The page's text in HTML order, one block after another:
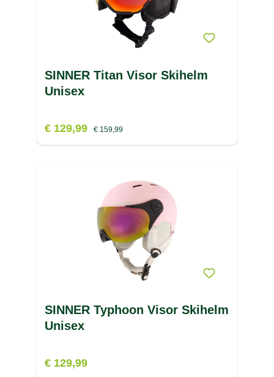
SINNER Titan Visor Skihelm
Unisex
€ 129,99 € 159,99
SINNER Typhoon Visor Skihelm
Unisex
€ 129,99